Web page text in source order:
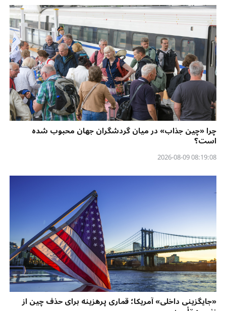
چرا «چین جذاب» در میان گردشگران جهان محبوب شده
است؟
08:19:08 2026-08-09
«جایگزینی داخلی» آمریکا؛ قماری پرهزینه برای حذف چین از